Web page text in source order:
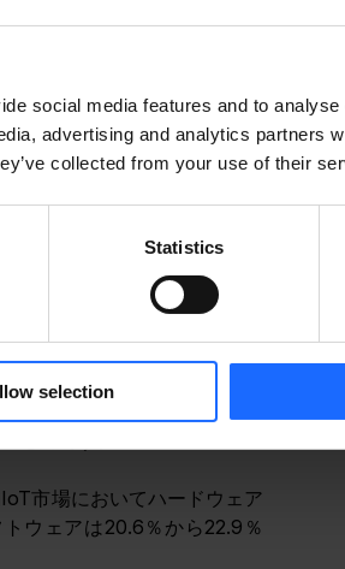
social media features and to
advertising and analytics partners
collected from your use of their
Statistics
selection
of things）
は6兆4,672 億円でした。ま
し、2028 年には9 兆4,818
と、労働人口減少や労働規制
足の深刻化に伴い、物流や
いての「IoT化」が進むとみ
のための建設アセット管理、
市場においてハードウェア
ウェアは20.6％から22.9％